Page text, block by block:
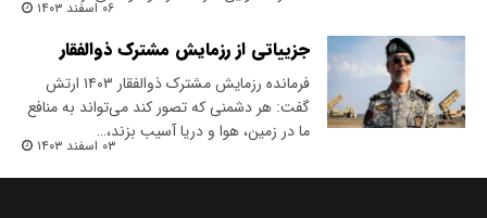
۰۶ اسفند ۱۴۰۳
جزییاتی از رزمایش مشترک ذوالفقار
فرمانده رزمایش مشترک ذوالفقار ۱۴۰۳ ارتش
گفت: هر دشمنی که تصور کند می‌تواند به منافع
ما در زمین، هوا و دریا آسیب بزند،…
۰۳ اسفند ۱۴۰۳